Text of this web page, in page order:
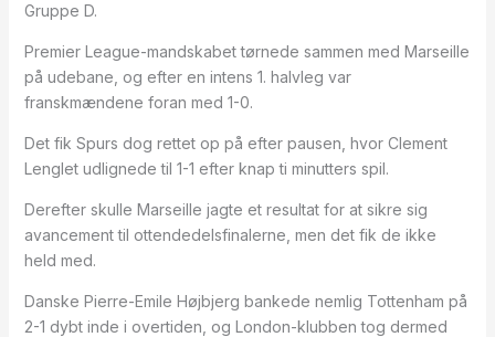
Gruppe D.
Premier League-mandskabet tørnede sammen med Marseille
på udebane, og efter en intens 1. halvleg var
franskmændene foran med 1-0.
Det fik Spurs dog rettet op på efter pausen, hvor Clement
Lenglet udlignede til 1-1 efter knap ti minutters spil.
Derefter skulle Marseille jagte et resultat for at sikre sig
avancement til ottendedelsfinalerne, men det fik de ikke
held med.
Danske Pierre-Emile Højbjerg bankede nemlig Tottenham på
2-1 dybt inde i overtiden, og London-klubben tog dermed